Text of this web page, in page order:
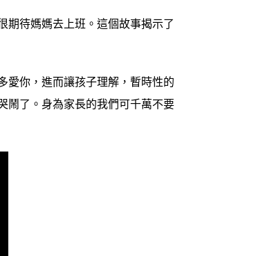
待媽媽去上班。這個故事揭示了
你，進而讓孩子理解，暫時性的
鬧了。身為家長的我們可千萬不要